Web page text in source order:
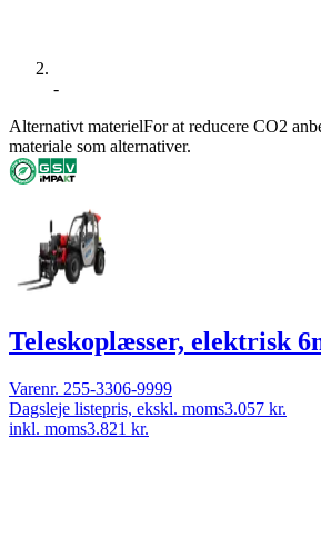
-
Alternativt materielFor at reducere CO2
materiale som alternativer.
Teleskoplæsser, elektrisk
Varenr. 255-3306-9999
Dagsleje listepris, ekskl. moms3.057 kr.
inkl. moms3.821 kr.